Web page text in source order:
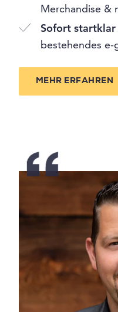
Merchandise &
Sofort startklar
bestehendes e-
MEHR ERFAHREN